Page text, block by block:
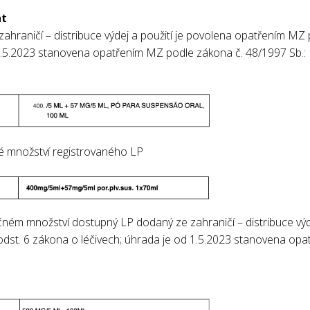
– distribuce výdej a použití je povolena opatřením
stanovena opatřením MZ podle zákona č. 48/1997 Sb.:
množství registrovaného LP
množství dostupný LP dodaný ze zahraničí – distribuce
6 zákona o léčivech; úhrada je od 1.5.2023 stanovena